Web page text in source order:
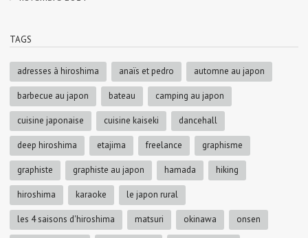
TAGS
adresses à hiroshima anaïs et pedro automne au japon
barbecue au japon bateau camping au japon
cuisine japonaise cuisine kaiseki dancehall
deep hiroshima etajima freelance graphisme
graphiste graphiste au japon hamada hiking
hiroshima karaoke le japon rural
les 4 saisons d'hiroshima matsuri okinawa onsen